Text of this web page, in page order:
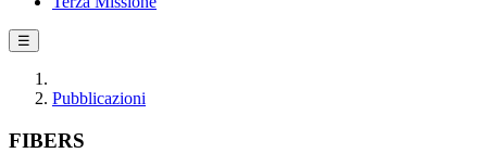
☰
Pubblicazioni
FIBERS